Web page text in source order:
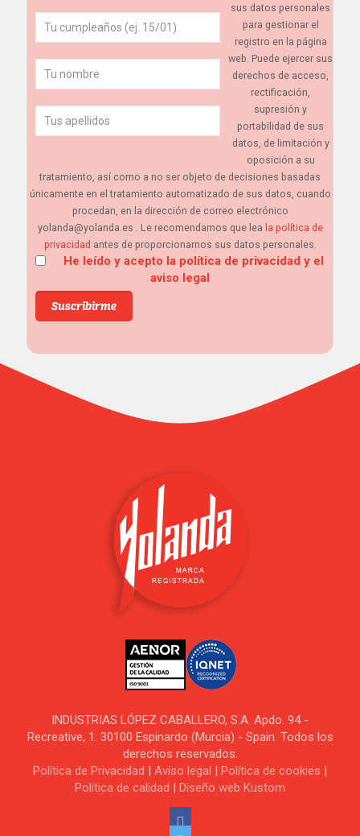
sus datos personales
para gestionar el
registro en la página
web. Puede ejercer sus
derechos de acceso,
rectificación,
supresión y
portabilidad de sus
datos, de limitación y
oposición a su
tratamiento, así como a no ser objeto de decisiones basadas
únicamente en el tratamiento automatizado de sus datos, cuando
procedan, en la dirección de correo electrónico
yolanda@yolanda.es . Le recomendamos que lea la política de
privacidad antes de proporcionarnos sus datos personales.
He leído y acepto la política de privacidad y el
aviso legal
INDUSTRIAS LÓPEZ CABALLERO, S.A. Apdo. 94 -
Recreative, 1. 30100 Espinardo (Murcia) - Spain. Todos los
derechos reservados.
Política de Privacidad | Aviso legal | Política de cookies |
Política de calidad | Diseño web Kustom